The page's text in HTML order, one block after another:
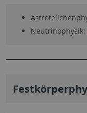
Neutrinophysik: